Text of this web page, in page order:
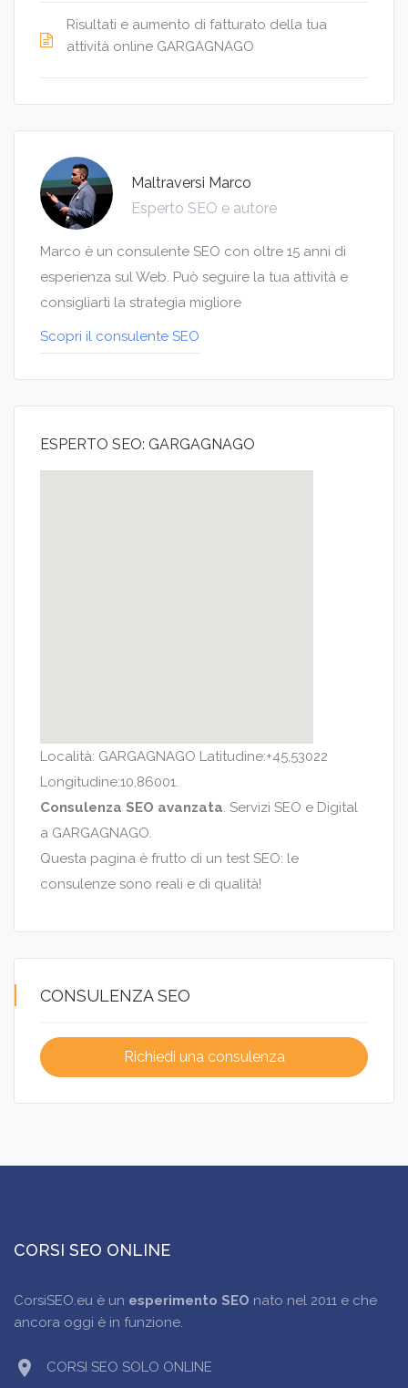
Risultati e aumento di fatturato della tua
attività online GARGAGNAGO
Maltraversi Marco
Esperto SEO e autore
Marco è un consulente SEO con oltre 15 anni di
esperienza sul Web. Può seguire la tua attività e
consigliarti la strategia migliore
Scopri il consulente SEO
ESPERTO SEO: GARGAGNAGO
Località: GARGAGNAGO Latitudine:+45,53022
Longitudine:10,86001.
Consulenza SEO avanzata. Servizi SEO e Digital
a GARGAGNAGO.
Questa pagina è frutto di un test SEO: le
consulenze sono reali e di qualità!
CONSULENZA SEO
Richiedi una consulenza
CORSI SEO ONLINE
CorsiSEO.eu è un esperimento SEO nato nel 2011 e che
ancora oggi è in funzione.
location_on CORSI SEO SOLO ONLINE